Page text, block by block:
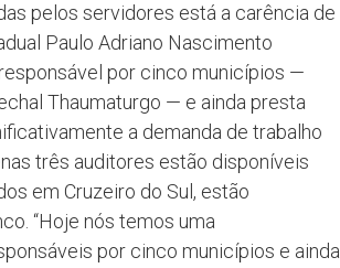
pelos servidores está a carência de
Paulo Adriano Nascimento
por cinco municípios —
Thaumaturgo — e ainda presta
a demanda de trabalho
três auditores estão disponíveis
em Cruzeiro do Sul, estão
“Hoje nós temos uma
por cinco municípios e ainda